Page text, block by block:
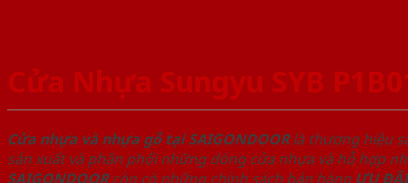
Cửa Nhựa Sungyu SYB
Cửa nhựa và nhựa gỗ tại SAIGONDOORlà thương hiệu
sản xuất và phân phối những dòng cửa nhựa và hỗ hợp
SAIGONDOORcòn có những chính sách bán hàng ƯU ĐÃI